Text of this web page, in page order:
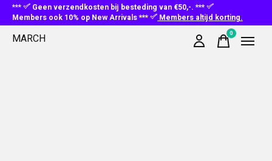
***
Geen verzendkosten bij besteding van €50,-. ***
Members ook 10% op New Arrivals ***
Members altijd korting.
MARCH 0items